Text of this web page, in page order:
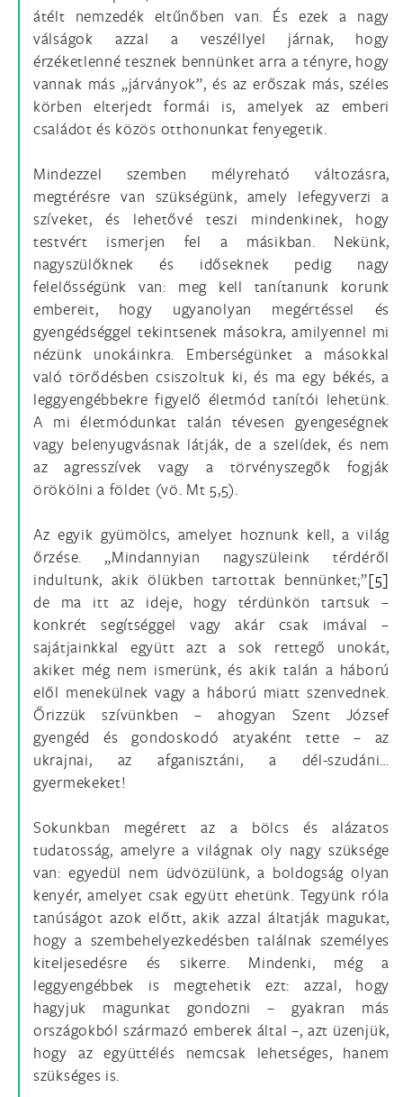
átélt nemzedék eltűnőben van. És ezek a nagy
válságok azzal a veszéllyel járnak, hogy
érzéketlenné tesznek bennünket arra a tényre, hogy
vannak más „járványok”, és az erőszak más, széles
körben elterjedt formái is, amelyek az emberi
családot és közös otthonunkat fenyegetik.
Mindezzel szemben mélyreható változásra,
megtérésre van szükségünk, amely lefegyverzi a
szíveket, és lehetővé teszi mindenkinek, hogy
testvért ismerjen fel a másikban. Nekünk,
nagyszülőknek és időseknek pedig nagy
felelősségünk van: meg kell tanítanunk korunk
embereit, hogy ugyanolyan megértéssel és
gyengédséggel tekintsenek másokra, amilyennel mi
nézünk unokáinkra. Emberségünket a másokkal
való törődésben csiszoltuk ki, és ma egy békés, a
leggyengébbekre figyelő életmód tanítói lehetünk.
A mi életmódunkat talán tévesen gyengeségnek
vagy belenyugvásnak látják, de a szelídek, és nem
az agresszívek vagy a törvényszegők fogják
örökölni a földet (vö. Mt 5,5).
Az egyik gyümölcs, amelyet hoznunk kell, a világ
őrzése. „Mindannyian nagyszüleink térdéről
indultunk, akik ölükben tartottak bennünket;”[5]
de ma itt az ideje, hogy térdünkön tartsuk –
konkrét segítséggel vagy akár csak imával –
sajátjainkkal együtt azt a sok rettegő unokát,
akiket még nem ismerünk, és akik talán a háború
elől menekülnek vagy a háború miatt szenvednek.
Őrizzük szívünkben – ahogyan Szent József
gyengéd és gondoskodó atyaként tette – az
ukrajnai, az afganisztáni, a dél-szudáni…
gyermekeket!
Sokunkban megérett az a bölcs és alázatos
tudatosság, amelyre a világnak oly nagy szüksége
van: egyedül nem üdvözülünk, a boldogság olyan
kenyér, amelyet csak együtt ehetünk. Tegyünk róla
tanúságot azok előtt, akik azzal áltatják magukat,
hogy a szembehelyezkedésben találnak személyes
kiteljesedésre és sikerre. Mindenki, még a
leggyengébbek is megtehetik ezt: azzal, hogy
hagyjuk magunkat gondozni – gyakran más
országokból származó emberek által –, azt üzenjük,
hogy az együttélés nemcsak lehetséges, hanem
szükséges is.